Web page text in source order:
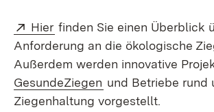
Extern:
Hier (Öffnet in neuem Fenster)
finden Sie einen Überblick
Anforderung an die ökologische
Außerdem werden innovative
GesundeZiegen und Betriebe rund
Ziegenhaltung vorgestellt.